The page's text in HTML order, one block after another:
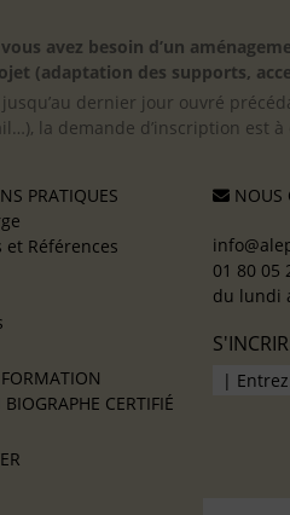
avez besoin d’un
(adaptation des supports,
dernier jour ouvré
la demande d’inscription est
PRATIQUES
Références
CERTIFIÉ
NOUS
01 80 05
du lundi